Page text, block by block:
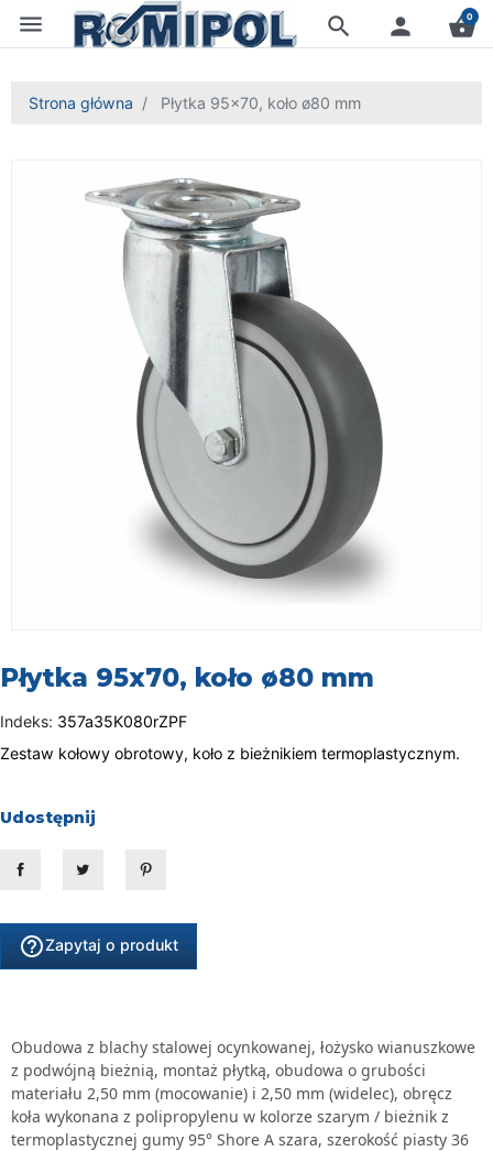
menu search person shopping_basket
0
Strona główna Płytka 95x70, koło ø80 mm
Płytka 95x70, koło ø80 mm
Indeks: 357a35K080rZPF
Zestaw kołowy obrotowy, koło z bieżnikiem termoplastycznym.
Udostępnij
help_outlineZapytaj o produkt
Obudowa z blachy stalowej ocynkowanej, łożysko wianuszkowe
z podwójną bieżnią, montaż płytką, obudowa o grubości
materiału 2,50 mm (mocowanie) i 2,50 mm (widelec), obręcz
koła wykonana z polipropylenu w kolorze szarym / bieżnik z
termoplastycznej gumy 95° Shore A szara, szerokość piasty 36